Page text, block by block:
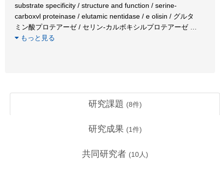
substrate specificity / structure and function / serine-
carboxvl proteinase / elutamic nentidase / e olisin / グルタ
ミン酸プロテアーゼ / セリン-カルボキシルプロテアーゼ
もっと見る
研究課題 (8件)
研究成果 (1件)
共同研究者 (10人)